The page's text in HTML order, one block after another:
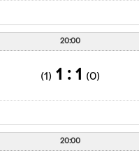
20:00
(0)
1 : 1
(1)
20:00